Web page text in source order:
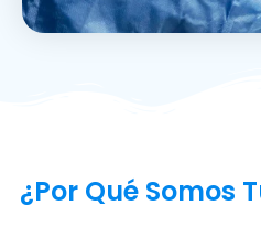
¿Por Qué Somos